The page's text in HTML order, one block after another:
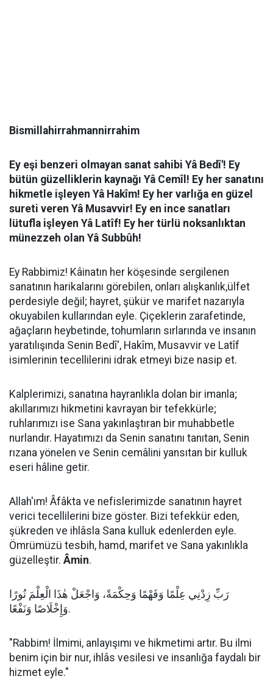
Bismillahirrahmannirrahim
Ey eşi benzeri olmayan sanat sahibi Yâ Bedî'! Ey
bütün güzelliklerin kaynağı Yâ Cemîl! Ey her sanatını
hikmetle işleyen Yâ Hakîm! Ey her varlığa en güzel
sureti veren Yâ Musavvir! Ey en ince sanatları
lütufla işleyen Yâ Latîf! Ey her türlü noksanlıktan
münezzeh olan Yâ Subbûh!
Ey Rabbimiz! Kâinatın her köşesinde sergilenen
sanatının harikalarını görebilen, onları alışkanlık,ülfet
perdesiyle değil; hayret, şükür ve marifet nazarıyla
okuyabilen kullarından eyle. Çiçeklerin zarafetinde,
ağaçların heybetinde, tohumların sırlarında ve insanın
yaratılışında Senin Bedî', Hakîm, Musavvir ve Latîf
isimlerinin tecellilerini idrak etmeyi bize nasip et.
Kalplerimizi, sanatına hayranlıkla dolan bir imanla;
akıllarımızı hikmetini kavrayan bir tefekkürle;
ruhlarımızı ise Sana yakınlaştıran bir muhabbetle
nurlandır. Hayatımızı da Senin sanatını tanıtan, Senin
rızana yönelen ve Senin cemâlini yansıtan bir kulluk
eseri hâline getir.
Allah'ım! Âfâkta ve nefislerimizde sanatının hayret
verici tecellilerini bize göster. Bizi tefekkür eden,
şükreden ve ihlâsla Sana kulluk edenlerden eyle.
Ömrümüzü tesbih, hamd, marifet ve Sana yakınlıkla
güzelleştir. Âmin.
رَبِّ زِدْنِي عِلْمًا وَفَهْمًا وَحِكْمَةً، وَاجْعَلْ هٰذَا الْعِلْمَ نُورًا
وَإِخْلَاصًا وَنَفْعًا.
"Rabbim! İlmimi, anlayışımı ve hikmetimi artır. Bu ilmi
benim için bir nur, ihlâs vesilesi ve insanlığa faydalı bir
hizmet eyle."